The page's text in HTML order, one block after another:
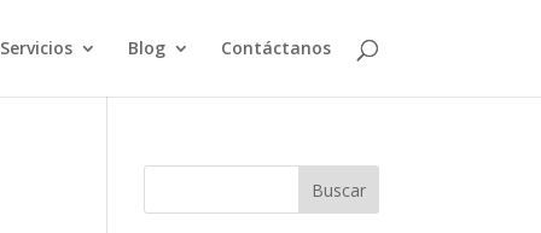
Servicios Blog Contáctanos